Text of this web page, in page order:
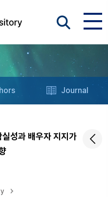
Journal
성과 배우자 지지가